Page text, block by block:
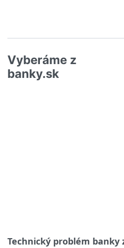
Vyberáme z
banky.sk
Technický problém banky